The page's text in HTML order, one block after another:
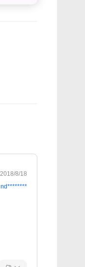
2018/8/18